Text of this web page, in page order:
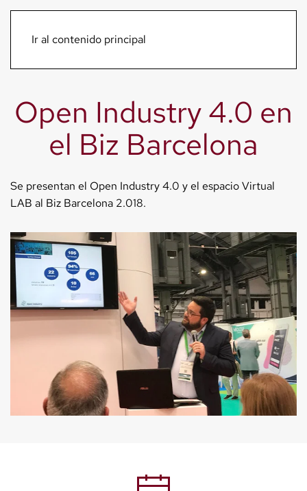
Ir al contenido principal
Menú
Open Industry 4.0 en
el Biz Barcelona
Se presentan el Open Industry 4.0 y el espacio Virtual
LAB al Biz Barcelona 2.018.